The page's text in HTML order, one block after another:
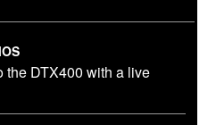
the DTX400 with a live